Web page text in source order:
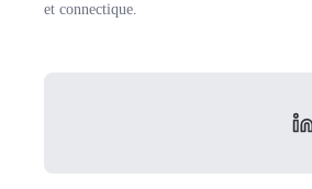
et connectique.